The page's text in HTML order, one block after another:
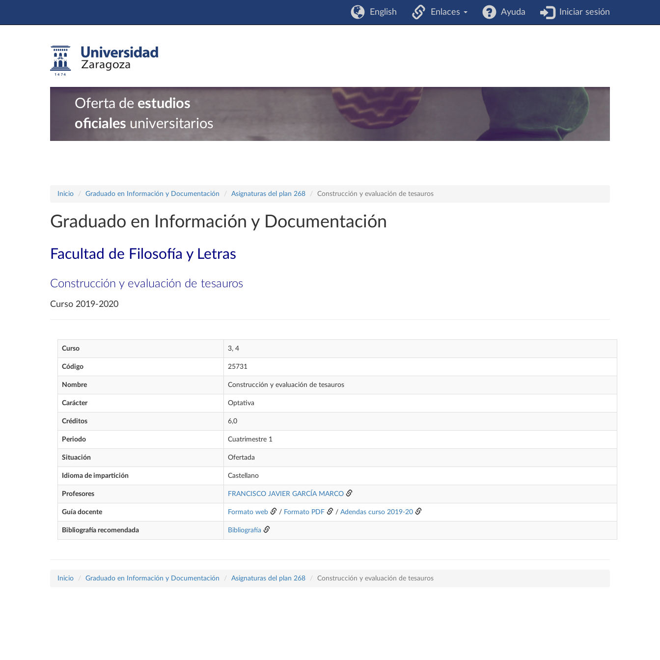
English Enlaces Ayuda Iniciar sesión
Oferta de estudios
oficiales universitarios
Inicio Graduado en Información y Documentación Asignaturas del plan 268 Construcción y evaluación de tesauros
Graduado en Información y Documentación
Facultad de Filosofía y Letras
Construcción y evaluación de tesauros
Curso 2019-2020
Curso 3, 4
Código 25731
Nombre Construcción y evaluación de tesauros
Carácter Optativa
Créditos 6,0
Periodo Cuatrimestre 1
Situación Ofertada
Idioma de impartición Castellano
Profesores FRANCISCO JAVIER GARCÍA MARCO
Guía docente Formato web / Formato PDF / Adendas curso 2019-20
Bibliografía recomendada Bibliografía
Inicio Graduado en Información y Documentación Asignaturas del plan 268 Construcción y evaluación de tesauros